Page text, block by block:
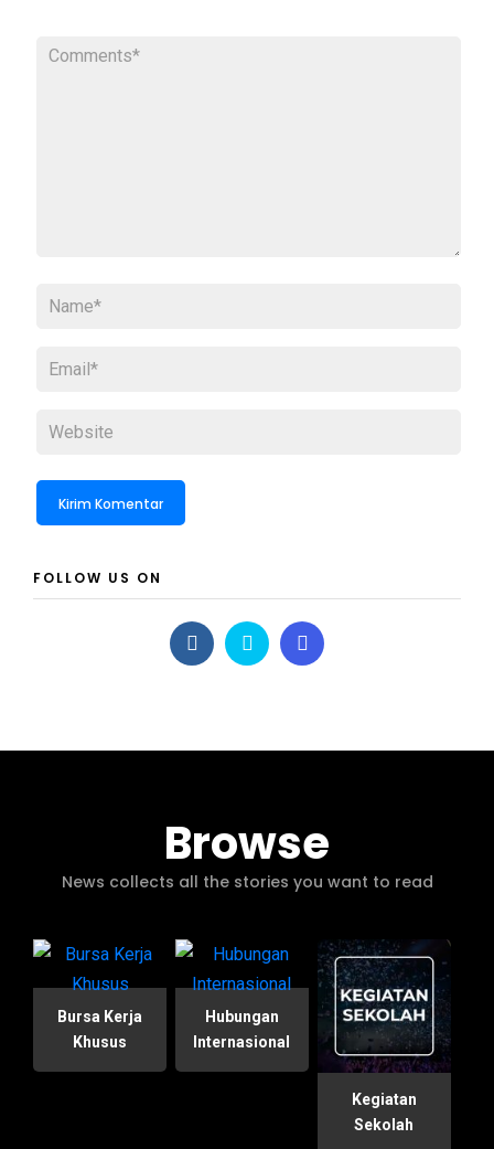
FOLLOW US ON
Browse
News collects all the stories you want to read
Bursa Kerja
Khusus
Hubungan
Internasional
Kegiatan
Sekolah